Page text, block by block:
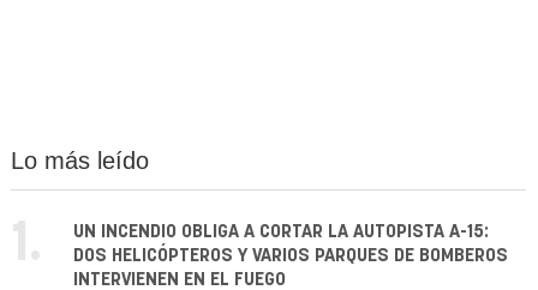
Lo más leído
1.
UN INCENDIO OBLIGA A CORTAR LA AUTOPISTA A-15:
DOS HELICÓPTEROS Y VARIOS PARQUES DE BOMBEROS
INTERVIENEN EN EL FUEGO